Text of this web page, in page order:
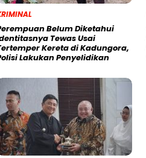
Belum Diketahui
Tewas Usai
Kereta di Kadungora,
Lakukan Penyelidikan